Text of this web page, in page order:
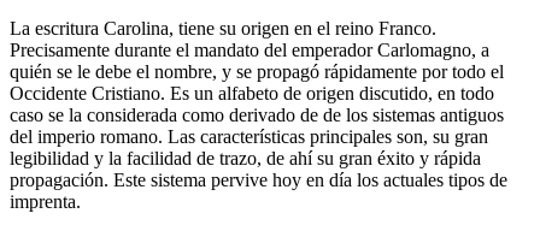
La escritura Carolina, tiene su origen en el reino Franco.
Precisamente durante el mandato del emperador Carlomagno, a
quién se le debe el nombre, y se propagó rápidamente por todo el
Occidente Cristiano. Es un alfabeto de origen discutido, en todo
caso se la considerada como derivado de de los sistemas antiguos
del imperio romano. Las características principales son, su gran
legibilidad y la facilidad de trazo, de ahí su gran éxito y rápida
propagación. Este sistema pervive hoy en día los actuales tipos de
imprenta.